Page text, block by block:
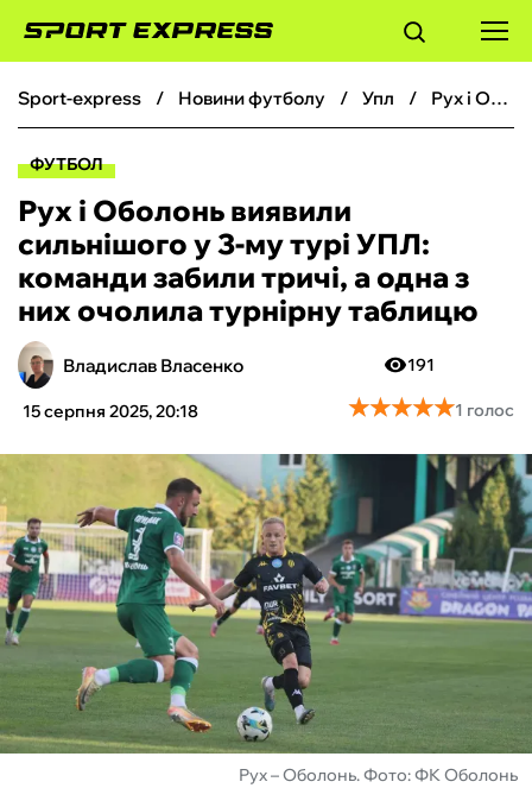
ФУТБОЛ
БОКС
ХОКЕЙ
ТЕНІС
КІБЕРСПОРТ
ЧС-2026
ФУТЗАЛ
БУКМЕКЕРИ
sport-express новини футболу упл Рух і Оболонь виявили сильнішого у 3-му турі УПЛ: команди забили тричі, а одна з них очолила турнірну таблицю
ФУТБОЛ
Рух і Оболонь виявили
сильнішого у 3-му турі УПЛ:
команди забили тричі, а одна з
них очолила турнірну таблицю
Владислав Власенко
15 серпня 2025, 20:18
191
★★★★★
★★★★★1 голос
Рух – Оболонь. Фото: ФК Оболонь